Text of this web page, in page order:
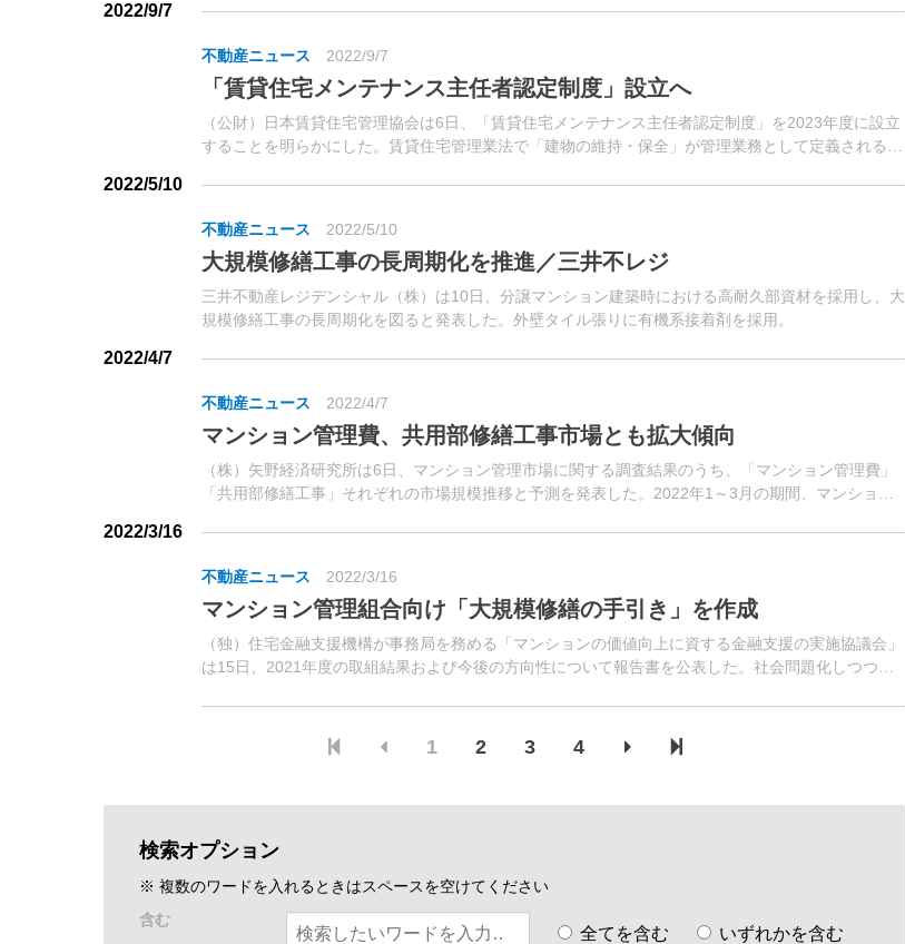
2022/9/7
不動産ニュース 2022/9/7
「賃貸住宅メンテナンス主任者認定制度」設立へ
（公財）日本賃貸住宅管理協会は6日、「賃貸住宅メンテナンス主任者認定制度」を2023年度に設立
することを明らかにした。賃貸住宅管理業法で「建物の維持・保全」が管理業務として定義されるな
2022/5/10
不動産ニュース 2022/5/10
大規模修繕工事の長周期化を推進／三井不レジ
三井不動産レジデンシャル（株）は10日、分譲マンション建築時における高耐久部資材を採用し、大
規模修繕工事の長周期化を図ると発表した。外壁タイル張りに有機系接着剤を採用。
2022/4/7
不動産ニュース 2022/4/7
マンション管理費、共用部修繕工事市場とも拡大傾向
（株）矢野経済研究所は6日、マンション管理市場に関する調査結果のうち、「マンション管理費」
「共用部修繕工事」それぞれの市場規模推移と予測を発表した。2022年1～3月の期間、マンション
2022/3/16
不動産ニュース 2022/3/16
マンション管理組合向け「大規模修繕の手引き」を作成
（独）住宅金融支援機構が事務局を務める「マンションの価値向上に資する金融支援の実施協議会」
は15日、2021年度の取組結果および今後の方向性について報告書を公表した。社会問題化しつつあ
1 2 3 4
検索オプション
※ 複数のワードを入れるときはスペースを空けてください
含む
全てを含む いずれかを含む